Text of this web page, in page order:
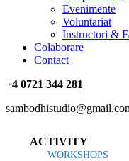
‎Evenimente
Voluntariat
‏‏‎Instructori &
Colaborare
Contact
+4 0721 344 281
ACTIVITY
WORKSHOPS